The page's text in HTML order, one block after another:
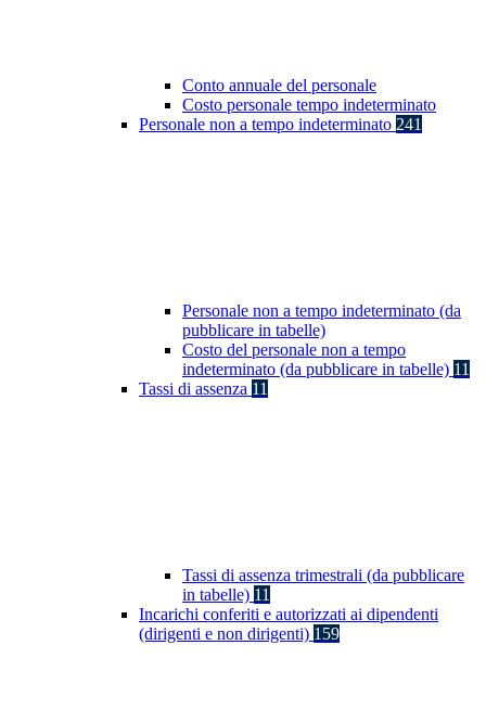
Conto annuale del personale
Costo personale tempo indeterminato
Personale non a tempo indeterminato 241
Personale non a tempo indeterminato (da
pubblicare in tabelle)
Costo del personale non a tempo
indeterminato (da pubblicare in tabelle) 11
Tassi di assenza 11
Tassi di assenza trimestrali (da pubblicare
in tabelle) 11
Incarichi conferiti e autorizzati ai dipendenti
(dirigenti e non dirigenti) 159